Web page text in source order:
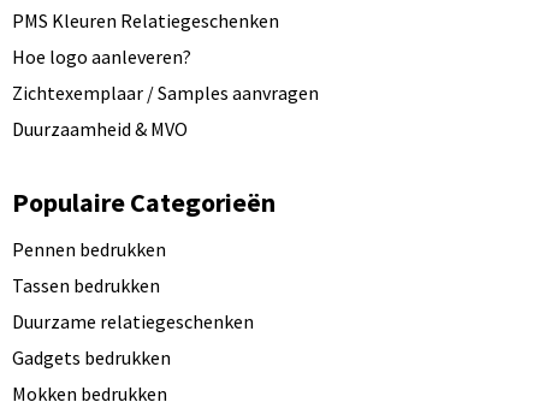
PMS Kleuren Relatiegeschenken
Hoe logo aanleveren?
Zichtexemplaar / Samples aanvragen
Duurzaamheid & MVO
Populaire Categorieën
Pennen bedrukken
Tassen bedrukken
Duurzame relatiegeschenken
Gadgets bedrukken
Mokken bedrukken